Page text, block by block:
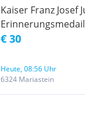
Kaiser Franz Josef
€ 30
Heute, 08:56 Uhr
6324 Mariastein